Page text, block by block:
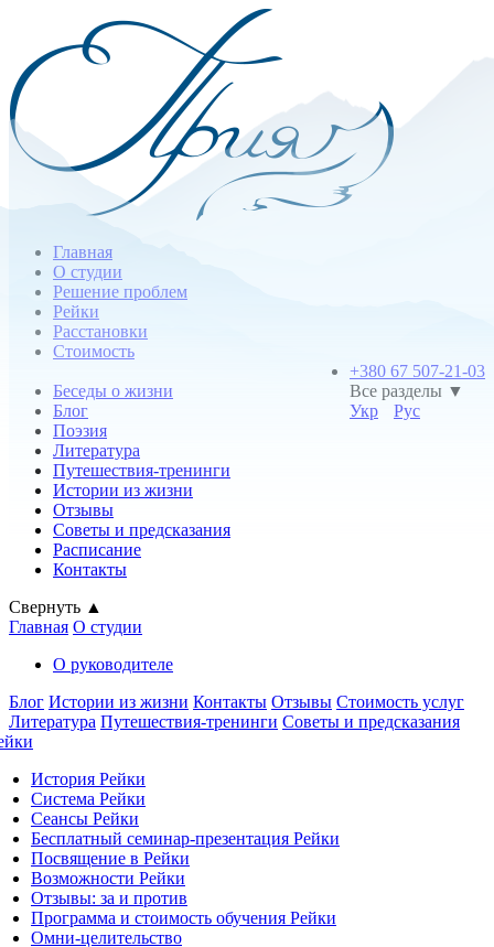
Главная
О студии
Решение проблем
Рейки
Расстановки
Стоимость
+380 67 507-21-03
Все разделы ▼
Укр
Рус
Беседы о жизни
Блог
Поэзия
Литература
Путешествия-тренинги
Истории из жизни
Отзывы
Советы и предсказания
Расписание
Контакты
Свернуть ▲
Главная О студии
О руководителе
Блог Истории из жизни Контакты Отзывы Стоимость услуг
Литература Путешествия-тренинги Советы и предсказания
История Рейки
Система Рейки
Сеансы Рейки
Бесплатный семинар-презентация Рейки
Посвящение в Рейки
Возможности Рейки
Отзывы: за и против
Программа и стоимость обучения Рейки
Омни-целительство